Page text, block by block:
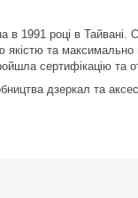
в 1991 році в Тайвані.
якістю та
сертифікацію та
дзеркал та